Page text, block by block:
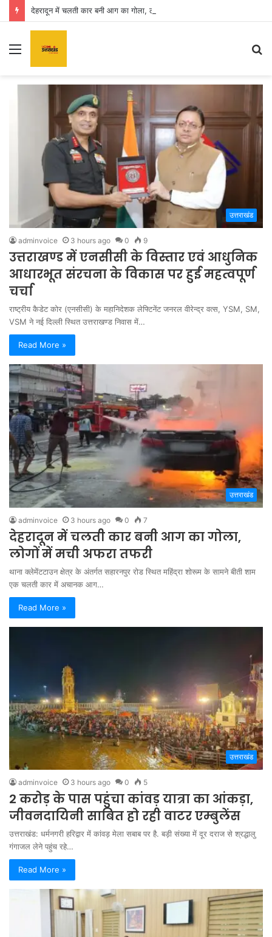
देहरादून में चलती कार बनी आग का गोला, लोगों में मची अफरा तफरी
Menu
उत्तराखंड
adminvoice 3 hours ago 0 9
उत्तराखण्ड में एनसीसी के विस्तार एवं आधुनिक
आधारभूत संरचना के विकास पर हुई महत्वपूर्ण
चर्चा
राष्ट्रीय कैडेट कोर (एनसीसी) के महानिदेशक लेफ्टिनेंट जनरल वीरेन्द्र वत्स, YSM, SM,
VSM ने नई दिल्ली स्थित उत्तराखण्ड निवास में…
Read More »
उत्तराखंड
adminvoice 3 hours ago 0 7
देहरादून में चलती कार बनी आग का गोला,
लोगों में मची अफरा तफरी
थाना क्लेमेंटटाउन क्षेत्र के अंतर्गत सहारनपुर रोड स्थित महिंद्रा शोरूम के सामने बीती शाम
एक चलती कार में अचानक आग…
Read More »
उत्तराखंड
adminvoice 3 hours ago 0 5
2 करोड़ के पास पहुंचा कांवड़ यात्रा का आंकड़ा,
जीवनदायिनी साबित हो रही वाटर एम्बुलेंस
उत्तराखंड: धर्मनगरी हरिद्वार में कांवड़ मेला सबाब पर है. बड़ी संख्या में दूर दराज से श्रद्धालु
गंगाजल लेने पहुंच रहे…
Read More »